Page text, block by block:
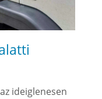
ideiglenesen